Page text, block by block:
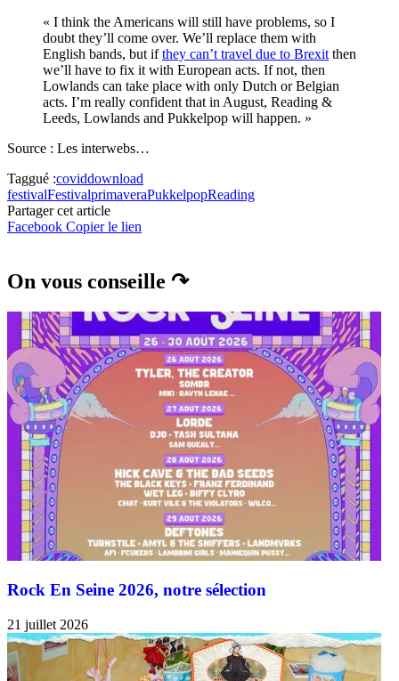
« I think the Americans will still have problems, so I
doubt they’ll come over. We’ll replace them with
English bands, but ifthey can’t travel due to Brexit then
we’ll have to fix it with European acts. If not, then
Lowlands can take place with only Dutch or Belgian
acts. I’m really confident that in August, Reading &
Leeds, Lowlands and Pukkelpop will happen. »
Source : Les interwebs…
Taggué :coviddownload
festivalFestivalprimaveraPukkelpopReading
Partager cet article
Facebook Copier le lien
On vous conseille ↷
Rock En Seine 2026, notre sélection
21 juillet 2026